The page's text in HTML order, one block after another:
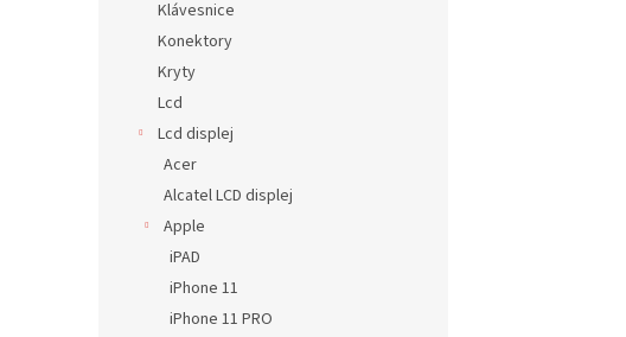
Klávesnice
Konektory
Kryty
Lcd
Lcd displej
Acer
Alcatel LCD displej
Apple
iPAD
iPhone 11
iPhone 11 PRO